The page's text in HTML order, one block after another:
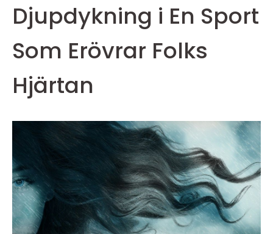
Djupdykning i En Sport
Som Erövrar Folks
Hjärtan